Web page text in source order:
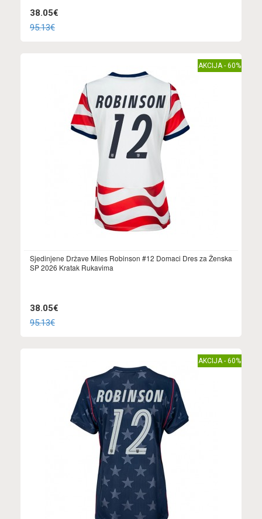
38.05€
95.13€
AKCIJA - 60%
Sjedinjene Države Miles Robinson #12 Domaci Dres za Ženska
SP 2026 Kratak Rukavima
38.05€
95.13€
AKCIJA - 60%